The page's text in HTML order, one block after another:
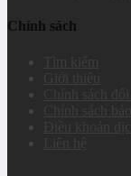
Chính sách